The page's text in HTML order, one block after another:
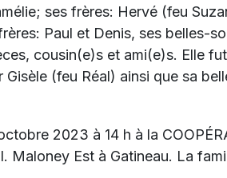
ses frères: Hervé (feu
Paul et Denis, ses belles-
cousin(e)s et ami(e)s. Elle fut
(feu Réal) ainsi que sa
2023 à 14 h à la
Maloney Est à Gatineau. La